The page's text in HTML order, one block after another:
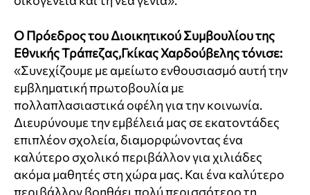
Ο Πρόεδρος του Διοικητικού Συμβουλίου της
Εθνικής Τράπεζας,Γκίκας Χαρδούβελης τόνισε:
«Συνεχίζουμε με αμείωτο ενθουσιασμό αυτή την
εμβληματική πρωτοβουλία με
πολλαπλασιαστικά οφέλη για την κοινωνία.
Διευρύνουμε την εμβέλειά μας σε εκατοντάδες
επιπλέον σχολεία, διαμορφώνοντας ένα
καλύτερο σχολικό περιβάλλον για χιλιάδες
ακόμα μαθητές στη χώρα μας. Και ένα καλύτερο
περιβάλλον βοηθάει πολύ περισσότερο τη